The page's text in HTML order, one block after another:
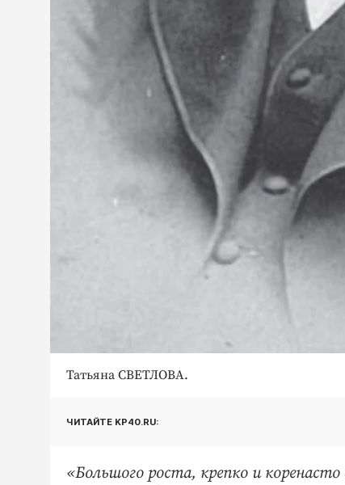
Татьяна СВЕТЛОВА.
ЧИТАЙТЕ KP40.RU:
«Большого роста, крепко и